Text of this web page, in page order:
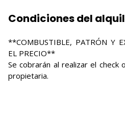
Condiciones del
**COMBUSTIBLE, PATRÓN Y
EL PRECIO**
Se cobrarán al realizar el
propietaria.